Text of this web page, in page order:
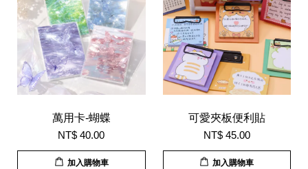
萬用卡-蝴蝶
NT$ 40.00
加入購物車
可愛夾板便利貼
NT$ 45.00
加入購物車